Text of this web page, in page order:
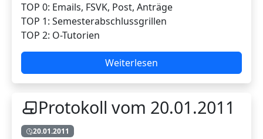
TOP 0: Emails, FSVK, Post, Anträge
TOP 1: Semesterabschlussgrillen
TOP 2: O-Tutorien
Weiterlesen
Protokoll vom 20.01.2011
20.01.2011